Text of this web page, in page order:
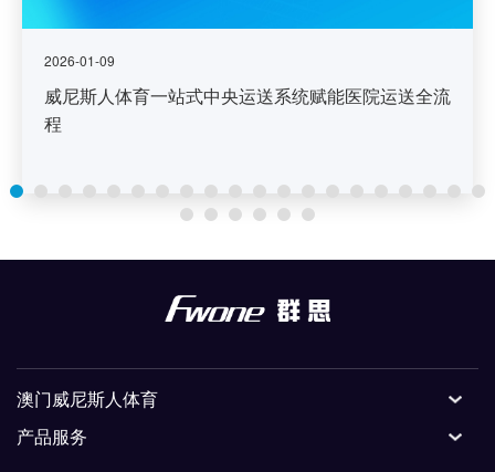
2026-01-09
威尼斯人体育一站式中央运送系统赋能医院运送全流
程
澳门威尼斯人体育
产品服务